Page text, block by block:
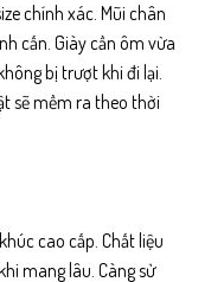
chính xác. Mũi chân
cấn. Giày cần ôm vừa
bị trượt khi đi lại.
sẽ mềm ra theo thời
cao cấp. Chất liệu
mang lâu. Càng sử